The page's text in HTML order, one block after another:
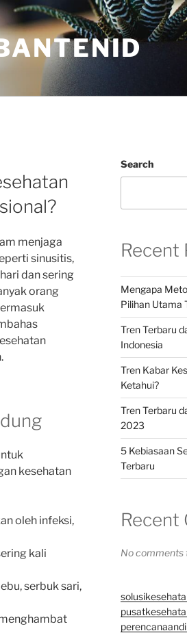
menjaga
sinusitis,
dan sering
orang
kesehatan
oleh infeksi,
kali
serbuk sari,
Search
Recent
Mengapa
Pilihan Utama
Tren Terbaru
Indonesia
Tren Kabar
Ketahui?
Tren Terbaru
2023
5 Kebiasaan
Terbaru
Recent
No comments